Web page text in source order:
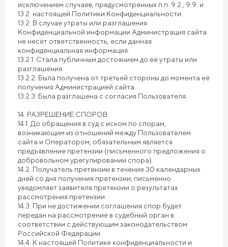
исключением случаев, предусмотренных п.п. 9.2., 9.9. и
13.2. настоящей Политики Конфиденциальности.
13.2. В случае утраты или разглашения
Конфиденциальной информации Администрация сайта
не несёт ответственность, если данная
конфиденциальная информация:
13.2.1. Стала публичным достоянием до её утраты или
разглашения.
13.2.2. Была получена от третьей стороны до момента её
получения Администрацией сайта.
13.2.3. Была разглашена с согласия Пользователя.
14. РАЗРЕШЕНИЕ СПОРОВ
14.1. До обращения в суд с иском по спорам,
возникающим из отношений между Пользователем
сайта и Оператором, обязательным является
предъявление претензии (письменного предложения о
добровольном урегулировании спора).
14.2. Получатель претензии в течение 30 календарных
дней со дня получения претензии, письменно
уведомляет заявителя претензии о результатах
рассмотрения претензии.
14.3. При не достижении соглашения спор будет
передан на рассмотрение в судебный орган в
соответствии с действующим законодательством
Российской Федерации.
14.4. К настоящей Политике конфиденциальности и